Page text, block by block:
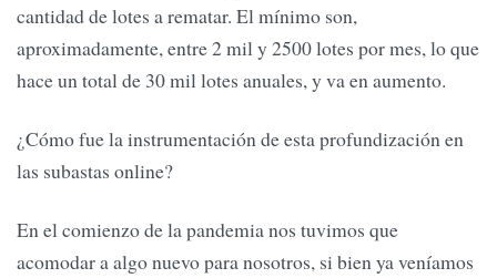
cantidad de lotes a rematar. El mínimo son,
aproximadamente, entre 2 mil y 2500 lotes por mes, lo que
hace un total de 30 mil lotes anuales, y va en aumento.
¿Cómo fue la instrumentación de esta profundización en
las subastas online?
En el comienzo de la pandemia nos tuvimos que
acomodar a algo nuevo para nosotros, si bien ya veníamos